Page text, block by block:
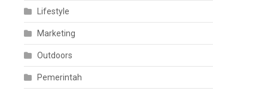
Lifestyle
Marketing
Outdoors
Pemerintah